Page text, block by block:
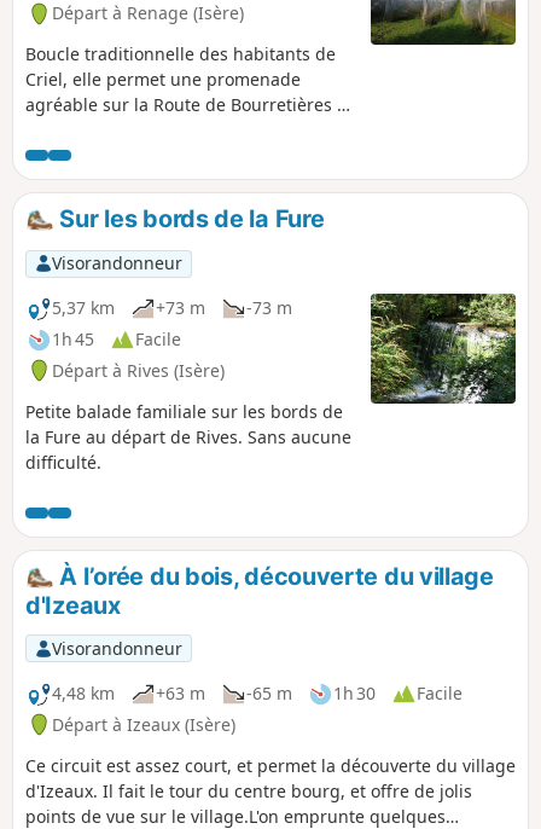
Départ à Renage (Isère)
Boucle traditionnelle des habitants de
Criel, elle permet une promenade
agréable sur la Route de Bourretières et
qui donnent vue sur la vallée de l'Isère,
le Vercors et la Chartreuse.Boucle
appréciée par les piétons, vététistes ou
joggers...Sur les bords de la Fure
Visorandonneur
5,37 km
+73 m
-73 m
1h 45
Facile
Départ à Rives (Isère)
Petite balade familiale sur les bords de
la Fure au départ de Rives. Sans aucune
difficulté.
À l’orée du bois, découverte du village
d'Izeaux
Visorandonneur
4,48 km
+63 m -65 m 1h 30
Facile
Départ à Izeaux (Isère)
Ce circuit est assez court, et permet la découverte du village
d'Izeaux. Il fait le tour du centre bourg, et offre de jolis
points de vue sur le village.L'on emprunte quelques